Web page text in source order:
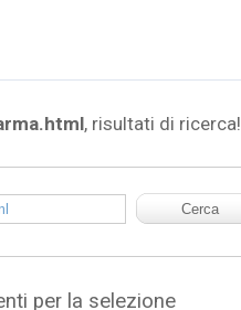
, risultati di ricerca!
per la selezione